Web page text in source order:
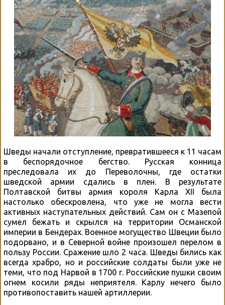
Шведы начали отступление, превратившееся к 11 часам
в беспорядочное бегство. Русская конница
преследовала их до Переволочны, где остатки
шведской армии сдались в плен. В результате
Полтавской битвы армия короля Карла XII была
настолько обескровлена, что уже не могла вести
активных наступательных действий. Сам он с Мазепой
сумел бежать и скрылся на территории Османской
империи в Бендерах. Военное могущество Швеции было
подорвано, и в Северной войне произошел перелом в
пользу России. Сражение шло 2 часа. Шведы бились как
всегда храбро, но и российские солдаты были уже не
теми, что под Нарвой в 1700 г. Российские пушки своим
огнем косили ряды неприятеля. Карлу нечего было
противопоставить нашей артиллерии.